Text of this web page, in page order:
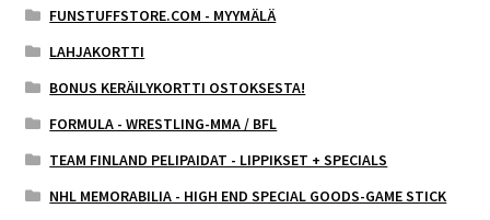
FUNSTUFFSTORE.COM - MYYMÄLÄ
LAHJAKORTTI
BONUS KERÄILYKORTTI OSTOKSESTA!
FORMULA - WRESTLING-MMA / BFL
TEAM FINLAND PELIPAIDAT - LIPPIKSET + SPECIALS
NHL MEMORABILIA - HIGH END SPECIAL GOODS-GAME STICK